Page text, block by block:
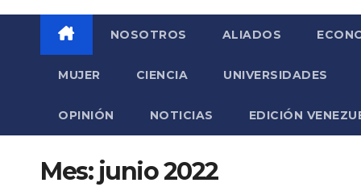
NOSOTROS ALIADOS
MUJER CIENCIA UNIVERSIDADES
OPINIÓN NOTICIAS EDICIÓN
Mes: junio 2022